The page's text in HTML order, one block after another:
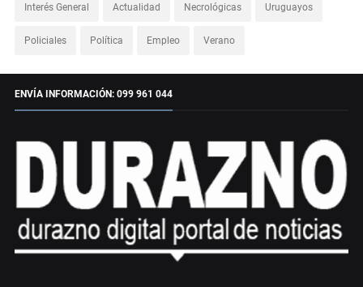
Interés General Actualidad Necrológicas Uruguayos
Policiales Política Empleo Verano
ENVÍA INFORMACIÓN: 099 961 044